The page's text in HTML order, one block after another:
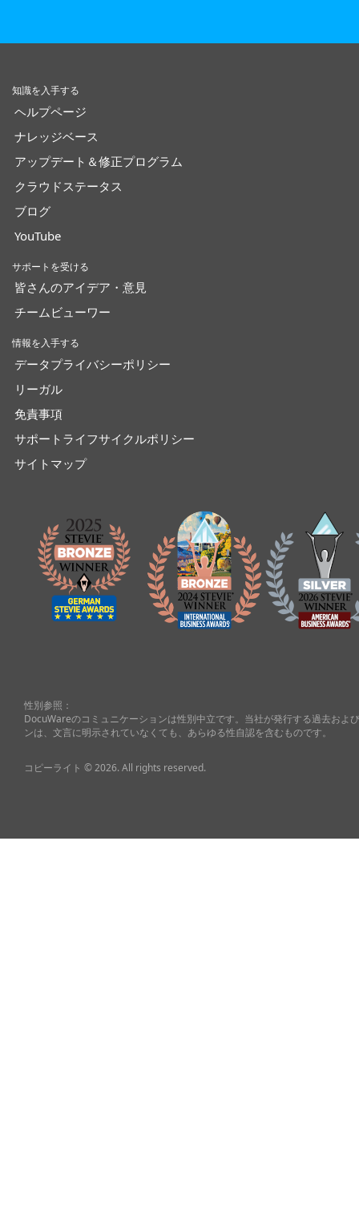
知識を入手する
ヘルプページ
ナレッジベース
アップデート＆修正プログラム
クラウドステータス
ブログ
YouTube
サポートを受ける
皆さんのアイデア・意見
チームビューワー
情報を入手する
データプライバシーポリシー
リーガル
免責事項
サポートライフサイクルポリシー
サイトマップ
性別参照：
DocuWareのコミュニケーションは性別中立です。当社が発行する過去およ
ンは、文言に明示されていなくても、あらゆる性自認を含むものです。
コピーライト © 2026. All rights reserved.